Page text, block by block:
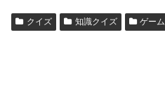
クイズ 知識クイズ ゲーム